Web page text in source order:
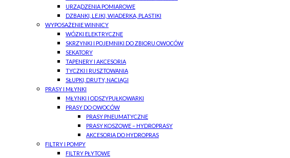
URZĄDZENIA POMIAROWE
DZBANKI, LEJKI, WIADERKA, PLASTIKI
WYPOSAŻENIE WINNICY
WÓZKI ELEKTRYCZNE
SKRZYNKI I POJEMNIKI DO ZBIORU OWOCÓW
SEKATORY
TAPENERY I AKCESORIA
TYCZKI I RUSZTOWANIA
SŁUPKI, DRUTY, NACIĄGI
PRASY I MŁYNKI
MŁYNKI I ODSZYPUŁKOWARKI
PRASY DO OWOCÓW
PRASY PNEUMATYCZNE
PRASY KOSZOWE – HYDROPRASY
AKCESORIA DO HYDROPRAS
FILTRY I POMPY
FILTRY PŁYTOWE